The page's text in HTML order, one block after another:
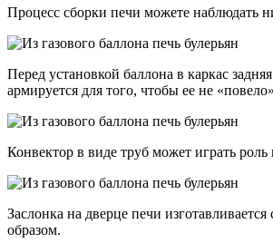
Процесс сборки печи можете наблюдать
Перед установкой баллона в каркас
армируется для того, чтобы ее не
Конвектор в виде труб может играть
Заслонка на дверце печи
образом.